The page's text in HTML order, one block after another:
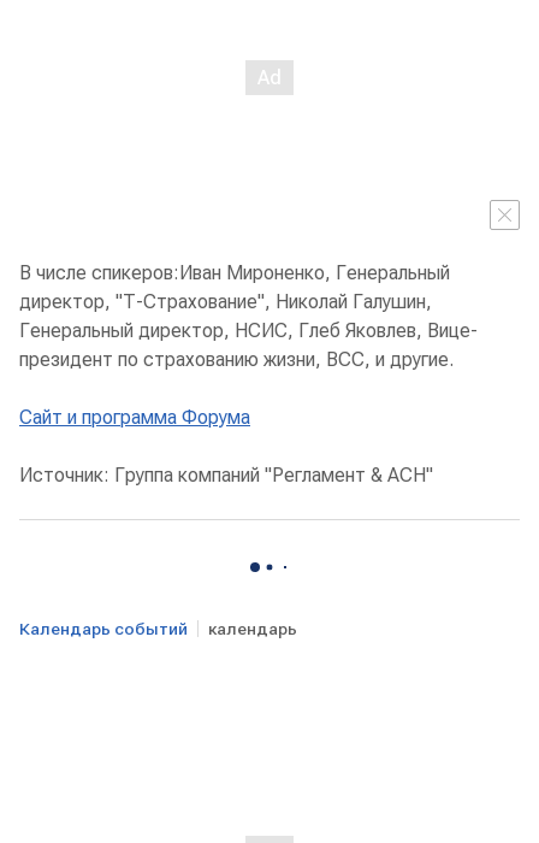
В числе спикеров:Иван Мироненко, Генеральный
директор, "Т-Страхование", Николай Галушин,
Генеральный директор, НСИС, Глеб Яковлев, Вице-
президент по страхованию жизни, ВСС, и другие.
Сайт и программа Форума
Источник: Группа компаний "Регламент & АСН"
Календарь событий календарь